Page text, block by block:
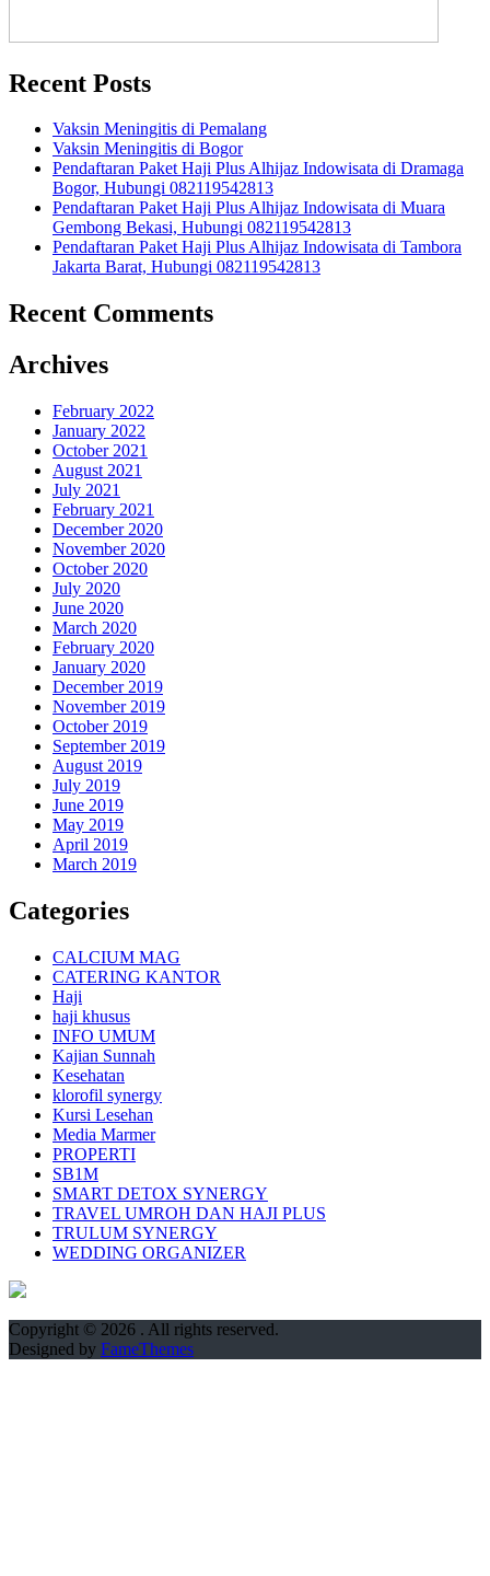
Recent Posts
Vaksin Meningitis di Pemalang
Vaksin Meningitis di Bogor
Pendaftaran Paket Haji Plus Alhijaz Indowisata di Dramaga
Bogor, Hubungi 082119542813
Pendaftaran Paket Haji Plus Alhijaz Indowisata di Muara
Gembong Bekasi, Hubungi 082119542813
Pendaftaran Paket Haji Plus Alhijaz Indowisata di Tambora
Jakarta Barat, Hubungi 082119542813
Recent Comments
Archives
February 2022
January 2022
October 2021
August 2021
July 2021
February 2021
December 2020
November 2020
October 2020
July 2020
June 2020
March 2020
February 2020
January 2020
December 2019
November 2019
October 2019
September 2019
August 2019
July 2019
June 2019
May 2019
April 2019
March 2019
Categories
CALCIUM MAG
CATERING KANTOR
Haji
haji khusus
INFO UMUM
Kajian Sunnah
Kesehatan
klorofil synergy
Kursi Lesehan
Media Marmer
PROPERTI
SB1M
SMART DETOX SYNERGY
TRAVEL UMROH DAN HAJI PLUS
TRULUM SYNERGY
WEDDING ORGANIZER
Copyright © 2026 . All rights reserved.
Designed by FameThemes